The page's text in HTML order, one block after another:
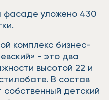
фасаде уложено 430
комплекс бизнес-
- это два
высотой 22 и
В состав
собственный детский